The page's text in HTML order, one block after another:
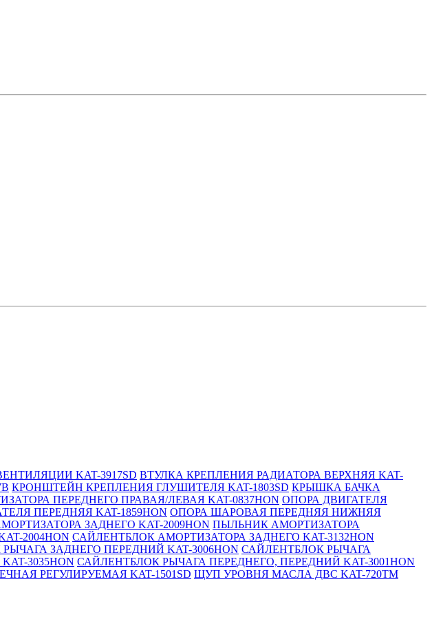
KAT-3917SD ВТУЛКА КРЕПЛЕНИЯ РАДИАТОРА ВЕРХНЯЯ KAT-
КРОНШТЕЙН КРЕПЛЕНИЯ ГЛУШИТЕЛЯ KAT-1803SD КРЫШКА БАЧКА
ПЕРЕДНЕГО ПРАВАЯ/ЛЕВАЯ KAT-0837HON ОПОРА ДВИГАТЕЛЯ
ПЕРЕДНЯЯ KAT-1859HON ОПОРА ШАРОВАЯ ПЕРЕДНЯЯ НИЖНЯЯ
ЗАДНЕГО KAT-2009HON ПЫЛЬНИК АМОРТИЗАТОРА
2004HON САЙЛЕНТБЛОК АМОРТИЗАТОРА ЗАДНЕГО KAT-3132HON
ЗАДНЕГО ПЕРЕДНИЙ KAT-3006HON САЙЛЕНТБЛОК РЫЧАГА
3035HON САЙЛЕНТБЛОК РЫЧАГА ПЕРЕДНЕГО, ПЕРЕДНИЙ KAT-3001HON
РЕГУЛИРУЕМАЯ KAT-1501SD ЩУП УРОВНЯ МАСЛА ДВС KAT-720TM